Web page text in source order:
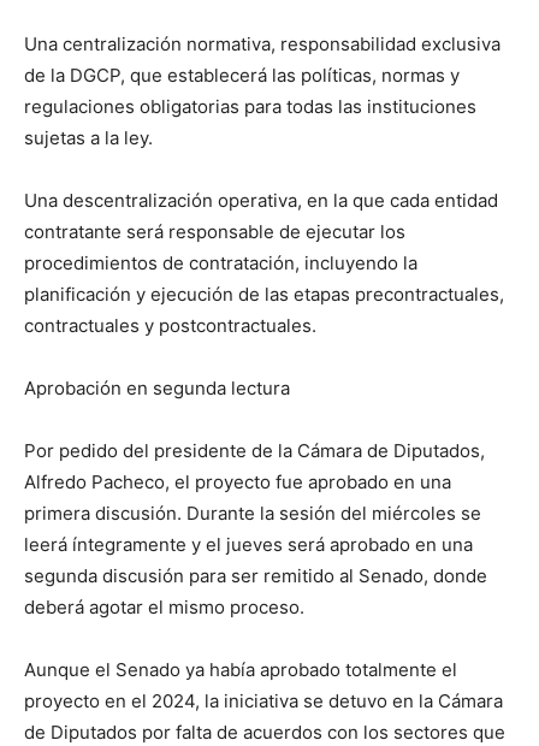
Una centralización normativa, responsabilidad exclusiva
de la DGCP, que establecerá las políticas, normas y
regulaciones obligatorias para todas las instituciones
sujetas a la ley.
Una descentralización operativa, en la que cada entidad
contratante será responsable de ejecutar los
procedimientos de contratación, incluyendo la
planificación y ejecución de las etapas precontractuales,
contractuales y postcontractuales.
Aprobación en segunda lectura
Por pedido del presidente de la Cámara de Diputados,
Alfredo Pacheco, el proyecto fue aprobado en una
primera discusión. Durante la sesión del miércoles se
leerá íntegramente y el jueves será aprobado en una
segunda discusión para ser remitido al Senado, donde
deberá agotar el mismo proceso.
Aunque el Senado ya había aprobado totalmente el
proyecto en el 2024, la iniciativa se detuvo en la Cámara
de Diputados por falta de acuerdos con los sectores que